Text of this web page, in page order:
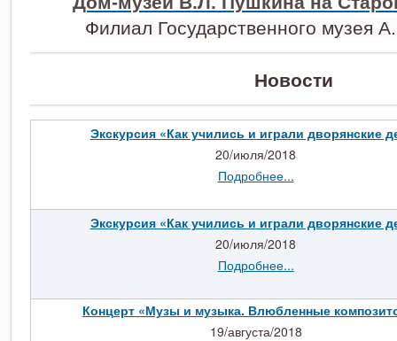
Филиал Государственного музея
Новости
Экскурсия «Как учились и играли дворянские
20/июля/2018
Подробнее...
Экскурсия «Как учились и играли дворянские
20/июля/2018
Подробнее...
Концерт «Музы и музыка. Влюбленные
19/августа/2018